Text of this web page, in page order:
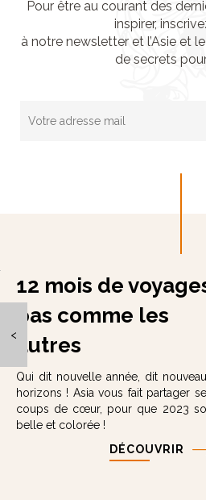
Pour être au courant des
inspirer,
à notre newsletter et l’Asie et
de secrets
12 mois de
pas comme les
autres
Qui dit nouvelle année, dit
horizons ! Asia vous fait partager
coups de cœur, pour que 2023
belle et colorée !
DÉCOUVRIR
<